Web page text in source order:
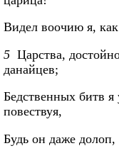
Видел воочию я,
5 Царства,
данайцев;
Бедственных битв
повествуя,
Будь он даже